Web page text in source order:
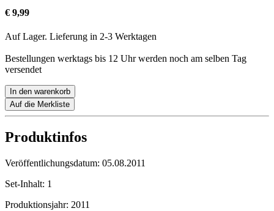
€ 9,99
Auf Lager. Lieferung in 2-3 Werktagen
Bestellungen werktags bis 12 Uhr werden noch am selben Tag
versendet
In den warenkorb
Auf die Merkliste
Produktinfos
Veröffentlichungsdatum: 05.08.2011
Set-Inhalt: 1
Produktionsjahr: 2011